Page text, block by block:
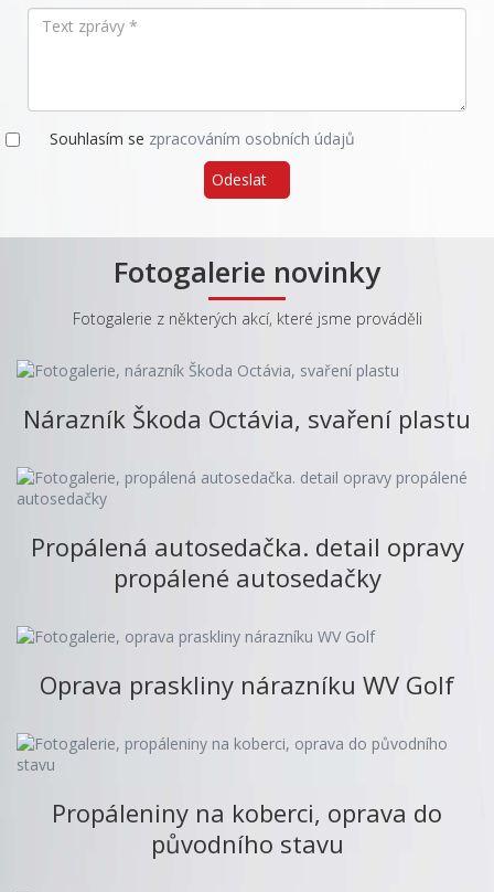
Souhlasím se zpracováním osobních údajů
Odeslat
Fotogalerie novinky
Fotogalerie z některých akcí, které jsme prováděli
Nárazník Škoda Octávia, svaření plastu
Propálená autosedačka. detail opravy
propálené autosedačky
Oprava praskliny nárazníku WV Golf
Propáleniny na koberci, oprava do
původního stavu